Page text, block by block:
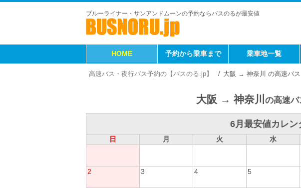
ブルーライナー・サンアンドムーンの予約ならバスのるが最安値
HOME 予約から乗車まで 乗車地一覧
高速バス・夜行バス予約の【バスのる.jp】 大阪 → 神奈川 の高速バス
大阪 → 神奈川 の高速バ
6月最安値カレン
日
月 火 水
2 3 4 5